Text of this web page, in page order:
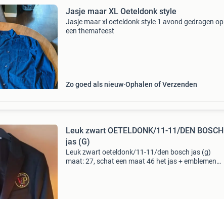
Jasje maar XL Oeteldonk style
Jasje maar xl oeteldonk style 1 avond gedragen op
een themafeest
Zo goed als nieuw Ophalen of Verzenden
Leuk zwart OETELDONK/11-11/DEN BOSCH
jas (G)
Leuk zwart oeteldonk/11-11/den bosch jas (g)
maat: 27, schat een maat 46 het jas + emblemen